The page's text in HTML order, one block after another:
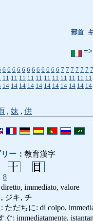
部首
=>
6 6 6 6 6 6 6 6 6 6 6 6 7 7 7 7 7 7 7
11 11 11 11 11 11 11 11 11 11 11
14 14 14 14 14 14 14 14 14 14 14
, 妹 , 供
ー： 教育漢字
8
diretto, immediato, valore
ジキ, チ
ただちに: di colpo,
ぐ: immediatamente,